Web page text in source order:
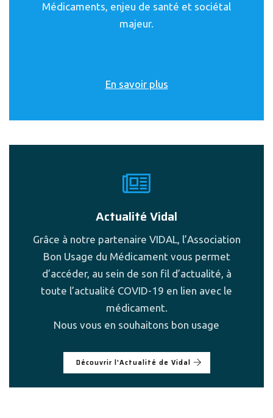
Médicaments, enjeu de santé et sociétal
majeur.
En savoir plus
Actualité Vidal
Grâce à notre partenaire VIDAL, l’Association
Bon Usage du Médicament vous permet
d’accéder, au sein de son fil d’actualité, à
toute l’actualité COVID-19 en lien avec le
médicament.
Nous vous en souhaitons bon usage
Découvrir l'Actualité de Vidal